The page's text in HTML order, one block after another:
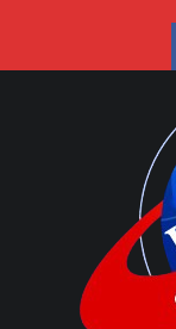
content